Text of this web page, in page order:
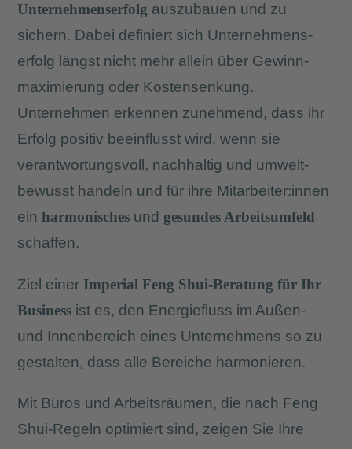
Unternehmenserfolg auszubauen und zu
sichern. Dabei definiert sich Unternehmens­
erfolg längst nicht mehr allein über Gewinn­
maximierung oder Kostensenkung.
Unternehmen erkennen zunehmend, dass ihr
Erfolg positiv beeinflusst wird, wenn sie
verantwortungsvoll, nachhaltig und umwelt­
bewusst handeln und für ihre Mitarbeiter:innen
einharmonisches und gesundes Arbeitsumfeld
schaffen.
Ziel einer Imperial Feng Shui-Beratung für Ihr
Business ist es, den Energiefluss im Außen-
und Innenbereich eines Unternehmens so zu
gestalten, dass alle Bereiche harmonieren.
Mit Büros und Arbeitsräumen, die nach Feng
Shui-Regeln optimiert sind, zeigen Sie Ihre